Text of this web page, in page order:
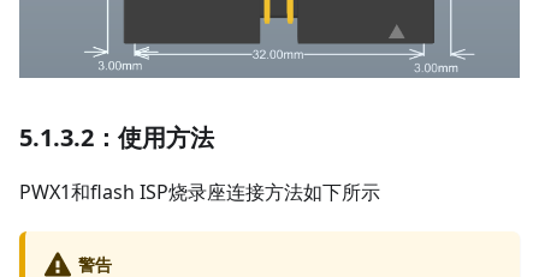
5.1.3.2：使用方法
PWX1和flash ISP烧录座连接方法如下所示
警告